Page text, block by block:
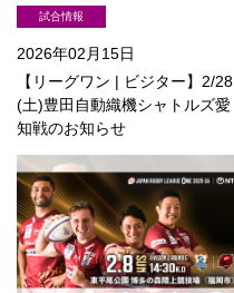
試合情報
2026年02月15日
【リーグワン | ビジター】2/28
(土)豊田自動織機シャトルズ愛
知戦のお知らせ